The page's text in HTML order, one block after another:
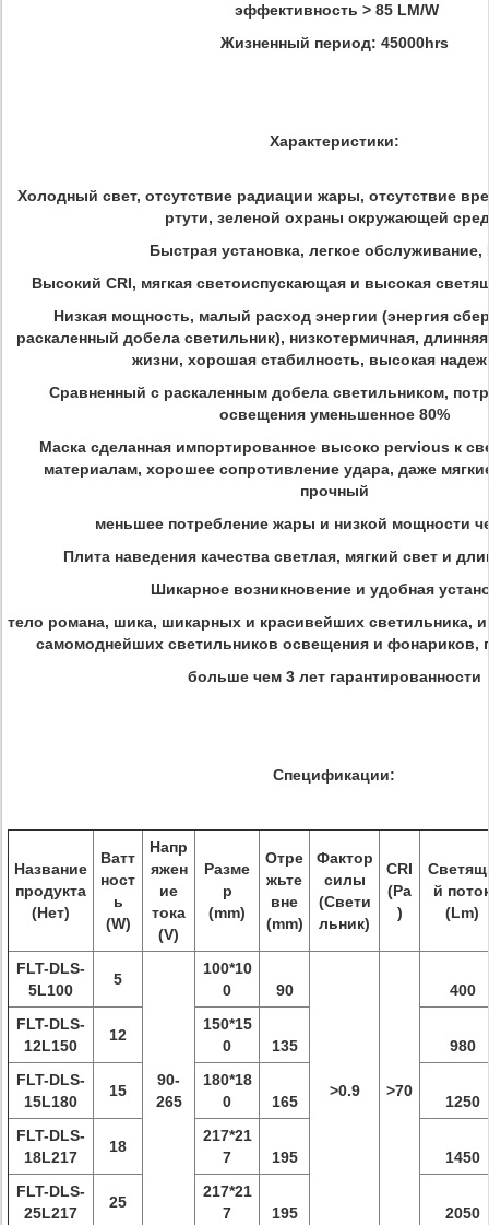
эффективность > 85 LM/W
Жизненный период: 45000hrs
Характеристики:
Холодный свет, отсутствие радиации жары, отсутствие
ртути, зеленой охраны окружающей
Быстрая установка, легкое обслуживание,
Высокий CRI, мягкая светоиспускающая и высокая
Низкая мощность, малый расход энергии (энергия
раскаленный добела светильник), низкотермичная,
жизни, хорошая стабилность, высокая
Сравненный с раскаленным добела светильником,
освещения уменьшенное 80%
Маска сделанная импортированное высоко pervious к
материалам, хорошее сопротивление удара, даже
прочный
меньшее потребление жары и низкой мощности
Плита наведения качества светлая, мягкий свет и
Шикарное возникновение и удобная
тело романа, шика, шикарных и красивейших светильника,
самомоднейших светильников освещения и фонариков,
больше чем 3 лет гарантированности
Спецификации:
Название
продукта
(Нет)
Ватт
ност
ь
(W)
Напр
яжен
ие
тока
(V)
Разме
р
(mm)
Отре
жьте
вне
(mm)
Фактор
силы
(Свети
льник)
CRI
(Ра
)
й
(Lm)
FLT-DLS-
5L100
5
90-
265
100*10
0
90
>0.9 >70
400
FLT-DLS-
12L150
12
150*15
0
135
980
FLT-DLS-
15L180
15
180*18
0
165
1250
FLT-DLS-
18L217
18
217*21
7
195
1450
FLT-DLS-
25L217
25
217*21
7
195 2050